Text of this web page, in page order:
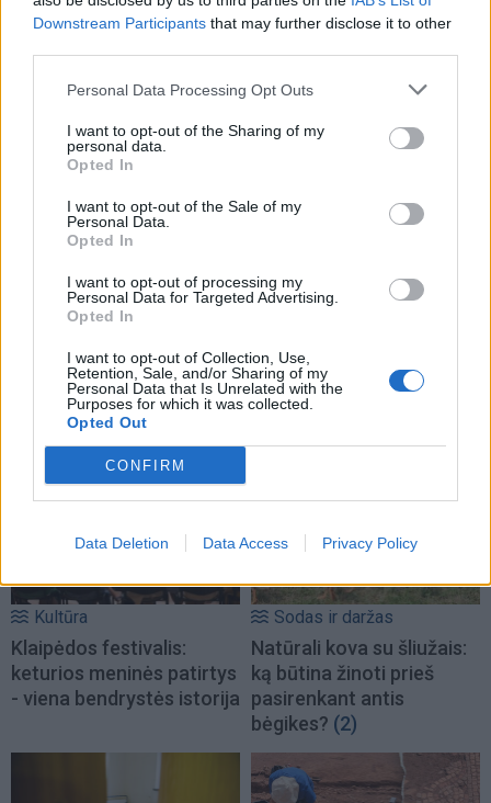
Downstream Participants that may further disclose it to other
Personal Data Processing Opt Outs
I want to opt-out of the Sharing of my
personal data.
Opted In
I want to opt-out of the Sale of my
Personal Data.
Opted In
I want to opt-out of processing my
Personal Data for Targeted Advertising.
Opted In
I want to opt-out of Collection, Use,
Retention, Sale, and/or Sharing of my
Personal Data that Is Unrelated with the
Purposes for which it was collected.
Opted Out
CONFIRM
Data Deletion Data Access Privacy Policy
Serviceapply.
TAIP PAT SKAITYKITE
Kultūra
Klaipėdos festivalis:
keturios meninės patirtys
- viena bendrystės istorija
Sodas ir daržas
Natūrali kova su šliužais:
ką būtina žinoti prieš
pasirenkant antis
bėgikes? (2)